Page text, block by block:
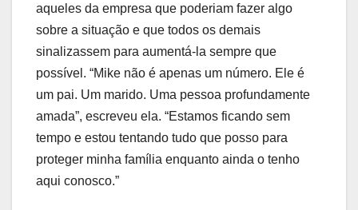
aqueles da empresa que poderiam fazer algo
sobre a situação e que todos os demais
sinalizassem para aumentá-la sempre que
possível. “Mike não é apenas um número. Ele é
um pai. Um marido. Uma pessoa profundamente
amada”, escreveu ela. “Estamos ficando sem
tempo e estou tentando tudo que posso para
proteger minha família enquanto ainda o tenho
aqui conosco.”